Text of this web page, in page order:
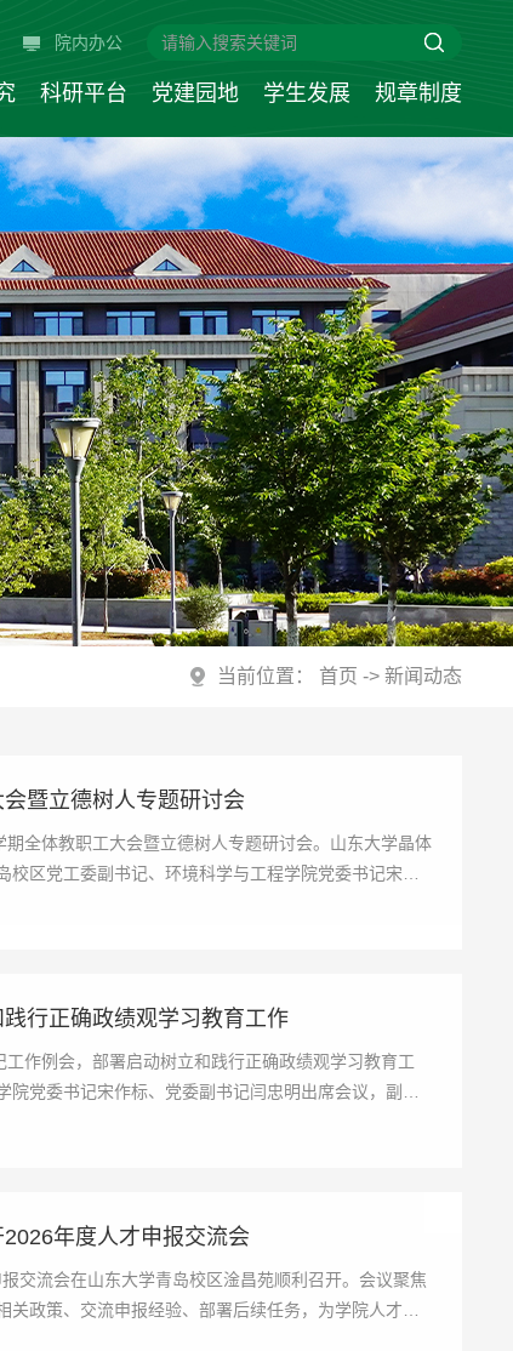
院内办公
科研平台 党建园地 学生发展 规章制度
当前位置： 首页 ->新闻动态
暨立德树人专题研讨会
全体教职工大会暨立德树人专题研讨会。山东大学晶体
区党工委副书记、环境科学与工程学院党委书记宋作
行正确政绩观学习教育工作
作例会，部署启动树立和践行正确政绩观学习教育工
党委书记宋作标、党委副书记闫忠明出席会议，副处
年度人才申报交流会
交流会在山东大学青岛校区淦昌苑顺利召开。会议聚焦
政策、交流申报经验、部署后续任务，为学院人才培